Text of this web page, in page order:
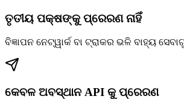
ତୃତୀୟ ପକ୍ଷଙ୍କୁ ପ୍ରେରଣ ନାହିଁ
ବିଜ୍ଞାପନ ନେଟ୍‌ୱାର୍କ ବା ଟ୍ରାକର ଭଳି ବାହ୍ୟ
କେବଳ ଅବସ୍ଥାନ API କୁ ପ୍ରେରଣ